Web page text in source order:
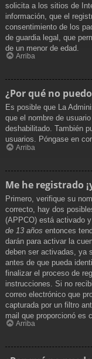
solicita a los sitios de
información, que el
consentimiento de los
de guardia legal, que
de un menor de edad.
Arriba
¿Por qué no
Es posible que La
que el nombre de
deshabilitado. También
usuarios. Póngase en
Arriba
Me he registrado
Primero, verifique su
correcto, hay dos
(APPCO) está activado
de 13 años entonces
darán para activar la
deben ser activadas, ya
antes de que pueda
finalizar el proceso de
instrucciones. Si no
correo electrónico que
capturada por un filtro
mail que proporcionó es
Arriba